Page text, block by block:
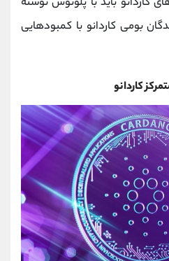
بومی کاردانو با کمبودهایی
کاردانو